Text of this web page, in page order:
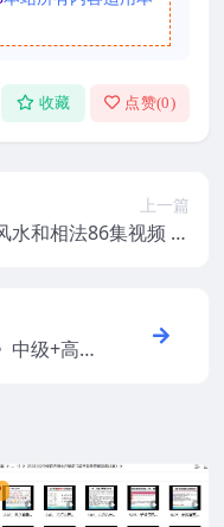
收藏 点赞(0)
上一篇
水和相法86集视频 百
中级+高